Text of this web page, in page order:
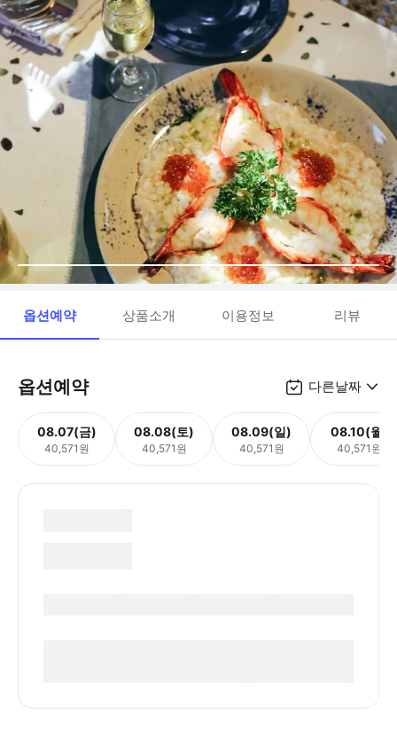
옵션예약 상품소개 이용정보 리뷰
옵션예약 다른날짜
08.07(금)
40,571원
08.08(토)
40,571원
08.09(일)
40,571원
08.10(월)
40,571원